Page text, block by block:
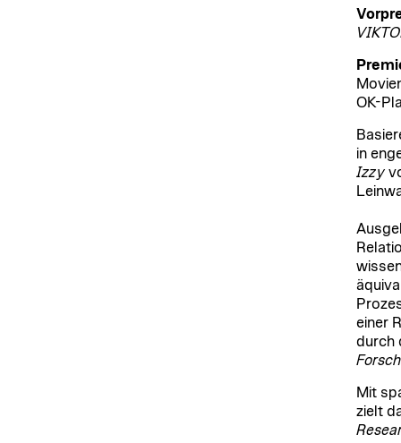
OK-
in
Izzy
einer
durch
Mit
zielt